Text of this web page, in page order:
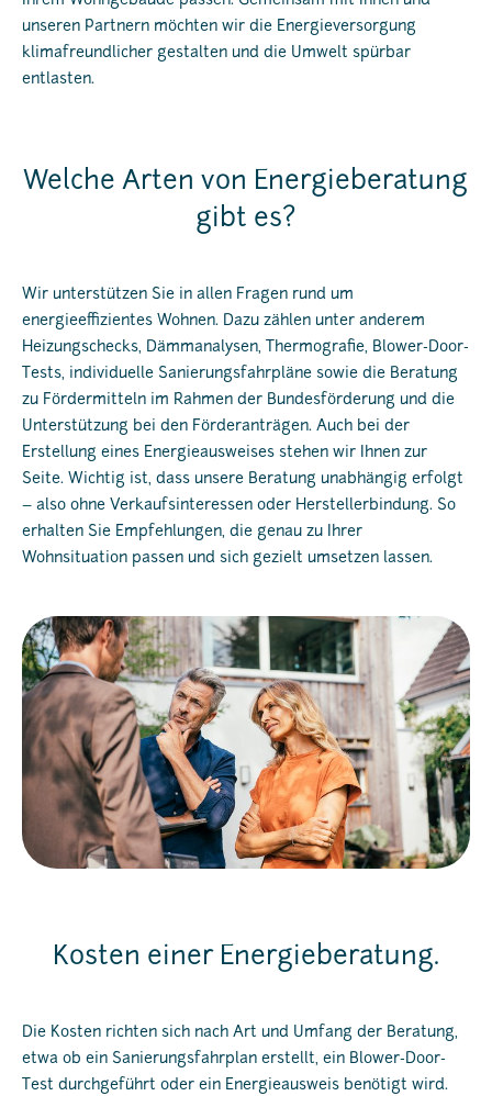
unseren Partnern möchten wir die Energieversorgung
klimafreundlicher gestalten und die Umwelt spürbar
entlasten.
Welche Arten von Energieberatung
gibt es?
Wir unterstützen Sie in allen Fragen rund um
energieeffizientes Wohnen. Dazu zählen unter anderem
Heizungschecks, Dämmanalysen, Thermografie, Blower-Door-
Tests, individuelle Sanierungsfahrpläne sowie die Beratung
zu Fördermitteln im Rahmen der Bundesförderung und die
Unterstützung bei den Förderanträgen. Auch bei der
Erstellung eines Energieausweises stehen wir Ihnen zur
Seite. Wichtig ist, dass unsere Beratung unabhängig erfolgt
– also ohne Verkaufsinteressen oder Herstellerbindung. So
erhalten Sie Empfehlungen, die genau zu Ihrer
Wohnsituation passen und sich gezielt umsetzen lassen.
Kosten einer Energieberatung.
Die Kosten richten sich nach Art und Umfang der Beratung,
etwa ob ein Sanierungsfahrplan erstellt, ein Blower-Door-
Test durchgeführt oder ein Energieausweis benötigt wird.